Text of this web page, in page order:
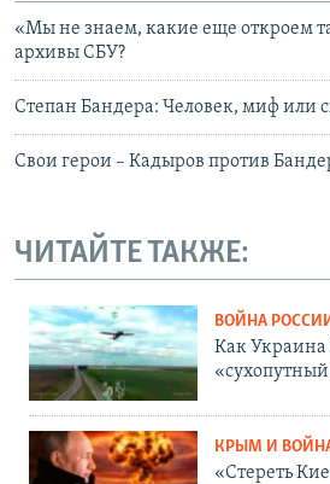
«Мы не знаем, какие еще откроем
архивы СБУ?
Степан Бандера: Человек, миф или
Свои герои – Кадыров против
ЧИТАЙТЕ ТАКЖЕ:
ВОЙНА
Как Украина
КРЫМ И
«Стереть